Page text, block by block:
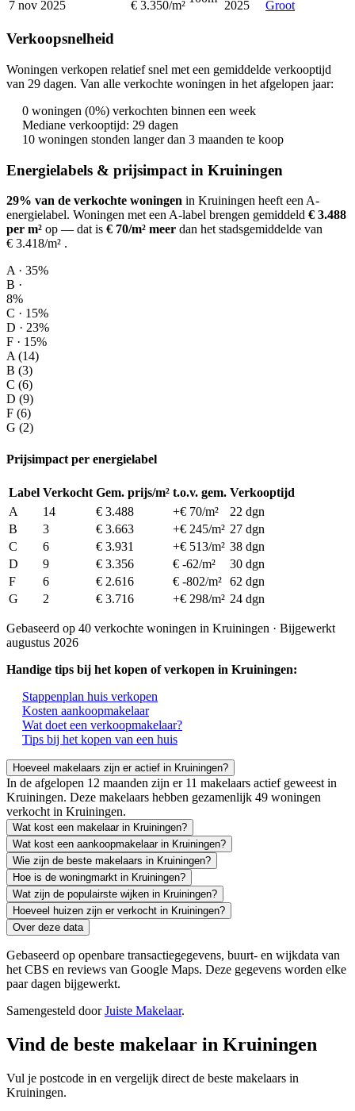
7 nov 2025 € 3.350/m² 2025 Groot
Verkoopsnelheid
Woningen verkopen relatief snel met een gemiddelde verkooptijd
van 29 dagen. Van alle verkochte woningen in het afgelopen jaar:
0 woningen (0%) verkochten binnen een week
Mediane verkooptijd: 29 dagen
10 woningen stonden langer dan 3 maanden te koop
Energielabels & prijsimpact in Kruiningen
29% van de verkochte woningen in Kruiningen heeft een A-
energielabel. Woningen met een A-label brengen gemiddeld € 3.488
per m² op — dat is € 70/m² meer dan het stadsgemiddelde van
€ 3.418/m² .
A · 35%
B ·
8%
C · 15%
D · 23%
F · 15%
A (14)
B (3)
C (6)
D (9)
F (6)
G (2)
Prijsimpact per energielabel
Label Verkocht Gem. prijs/m² t.o.v. gem. Verkooptijd
A
14 € 3.488 +€ 70/m²
22 dgn
B
3 € 3.663 +€ 245/m² 27 dgn
C
6 € 3.931 +€ 513/m² 38 dgn
D
9 € 3.356 € -62/m²
30 dgn
F
6 € 2.616 € -802/m² 62 dgn
G
2 € 3.716 +€ 298/m² 24 dgn
Gebaseerd op 40 verkochte woningen in Kruiningen · Bijgewerkt
augustus 2026
Handige tips bij het kopen of verkopen in Kruiningen:
Stappenplan huis verkopen
Kosten aankoopmakelaar
Wat doet een verkoopmakelaar?
Tips bij het kopen van een huis
Hoeveel makelaars zijn er actief in Kruiningen?
In de afgelopen 12 maanden zijn er 11 makelaars actief geweest in
Kruiningen. Deze makelaars hebben gezamenlijk 49 woningen
verkocht in Kruiningen.
Wat kost een makelaar in Kruiningen?
Wat kost een aankoopmakelaar in Kruiningen?
Wie zijn de beste makelaars in Kruiningen?
Hoe is de woningmarkt in Kruiningen?
Wat zijn de populairste wijken in Kruiningen?
Hoeveel huizen zijn er verkocht in Kruiningen?
Over deze data
Gebaseerd op openbare transactiegegevens, buurt- en wijkdata van
het CBS en reviews van Google Maps. Deze gegevens worden elke
paar dagen bijgewerkt.
Samengesteld doorJuiste Makelaar.
Vind de beste makelaar in Kruiningen
Vul je postcode in en vergelijk direct de beste makelaars in
Kruiningen.